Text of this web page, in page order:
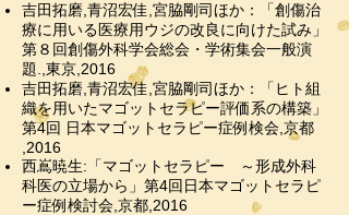
吉田拓磨,青沼宏佳,宮脇剛司ほか：「創傷治
療に用いる医療用ウジの改良に向けた試み」
第８回創傷外科学会総会・学術集会一般演
題., 東京,2016
吉田拓磨,青沼宏佳,宮脇剛司ほか：「ヒト組
織を用いたマゴットセラピー評価系の構築」
第4回 日本マゴットセラピー症例検会,京都
,2016
西嶌暁生:「マゴットセラピー ～形成外科
科医の立場から」第4回日本マゴットセラピ
ー症例検討会,京都,2016